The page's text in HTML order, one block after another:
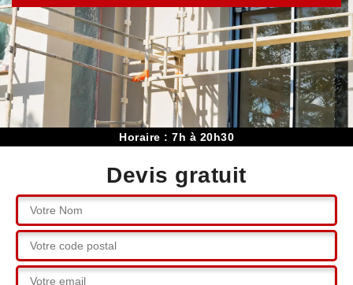
Horaire : 7h à 20h30
Devis gratuit